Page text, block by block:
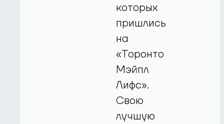
которых
пришлись
на
«Торонто
Мэйпл
Лифс».
Свою
лучшую